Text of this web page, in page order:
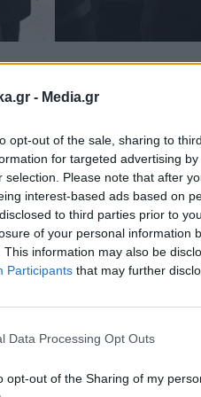
- Media.gr
opt-out of the sale, sharing to
for targeted advertising
selection. Please note that after
interest-based ads based on
to third parties prior to
of your personal information
This information may also be
Participants that may further
Data Processing Opt Outs
opt-out of the Sharing of my
της δίκης σε
την κρίση, τη
που θέτει η
τόσο για
των
αυριανή
το σκεπτικό που